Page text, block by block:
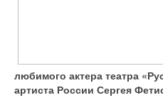
любимого актера театра
артиста России Сергея